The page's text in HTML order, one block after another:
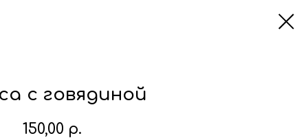
c говядиной
150,00 р.